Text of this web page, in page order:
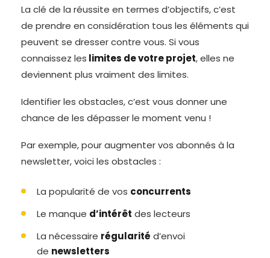
La clé de la réussite en termes d’objectifs, c’est
de prendre en considération tous les éléments qui
peuvent se dresser contre vous. Si vous
connaissez les limites de votre projet, elles ne
deviennent plus vraiment des limites.
Identifier les obstacles, c’est vous donner une
chance de les dépasser le moment venu !
Par exemple, pour augmenter vos abonnés à la
newsletter, voici les obstacles :
La popularité de vos concurrents
Le manque d’intérêt des lecteurs
La nécessaire régularité d’envoi
de newsletters